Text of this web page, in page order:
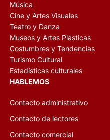
Música
Cine y Artes Visuales
Teatro y Danza
Museos y Artes Plásticas
Costumbres y Tendencias
Turismo Cultural
Estadísticas culturales
HABLEMOS
Contacto administrativo
Contacto de lectores
Contacto comercial